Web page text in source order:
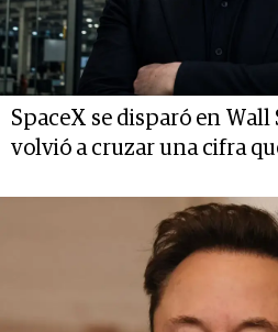
SpaceX se disparó en
volvió a cruzar una cifra